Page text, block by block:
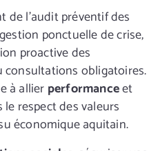
de l’audit préventif des
ponctuelle de crise,
proactive des
obligatoires.
à allier performanceet
le respect des valeurs
économique aquitain.